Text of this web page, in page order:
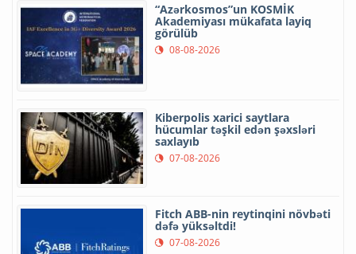
“Azərkosmos”un KOSMİK
Akademiyası mükafata layiq
görülüb
08-08-2026
Kiberpolis xarici saytlara
hücumlar təşkil edən şəxsləri
saxlayıb
07-08-2026
Fitch ABB-nin reytinqini növbəti
dəfə yüksəltdi!
07-08-2026